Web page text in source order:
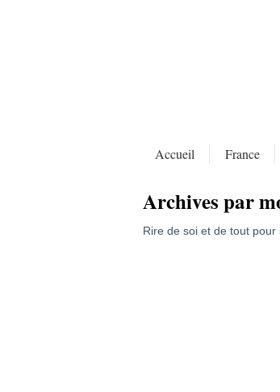
Accueil France
Archives par
Rire de soi et de tout